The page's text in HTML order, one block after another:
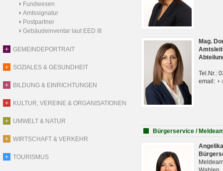
Fundwesen
Amtssignatur
Postpartner
Gebäudeinventar laut EED III
GEMEINDEPORTRAIT
SOZIALES & GESUNDHEIT
BILDUNG & EINRICHTUNGEN
KULTUR, VEREINE & ORGANISATIONEN
UMWELT & NATUR
WIRTSCHAFT & VERKEHR
TOURISMUS
Mag.
Tel.Nr.:
email:
Bürgerservice /